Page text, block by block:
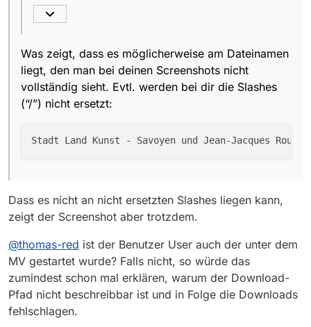
Was zeigt, dass es möglicherweise am Dateinamen
liegt, den man bei deinen Screenshots nicht
vollständig sieht. Evtl. werden bei dir die Slashes
(“/”) nicht ersetzt:
Dass es nicht an nicht ersetzten Slashes liegen kann,
zeigt der Screenshot aber trotzdem.
@thomas-red ist der Benutzer User auch der unter dem
MV gestartet wurde? Falls nicht, so würde das
zumindest schon mal erklären, warum der Download-
Pfad nicht beschreibbar ist und in Folge die Downloads
fehlschlagen.